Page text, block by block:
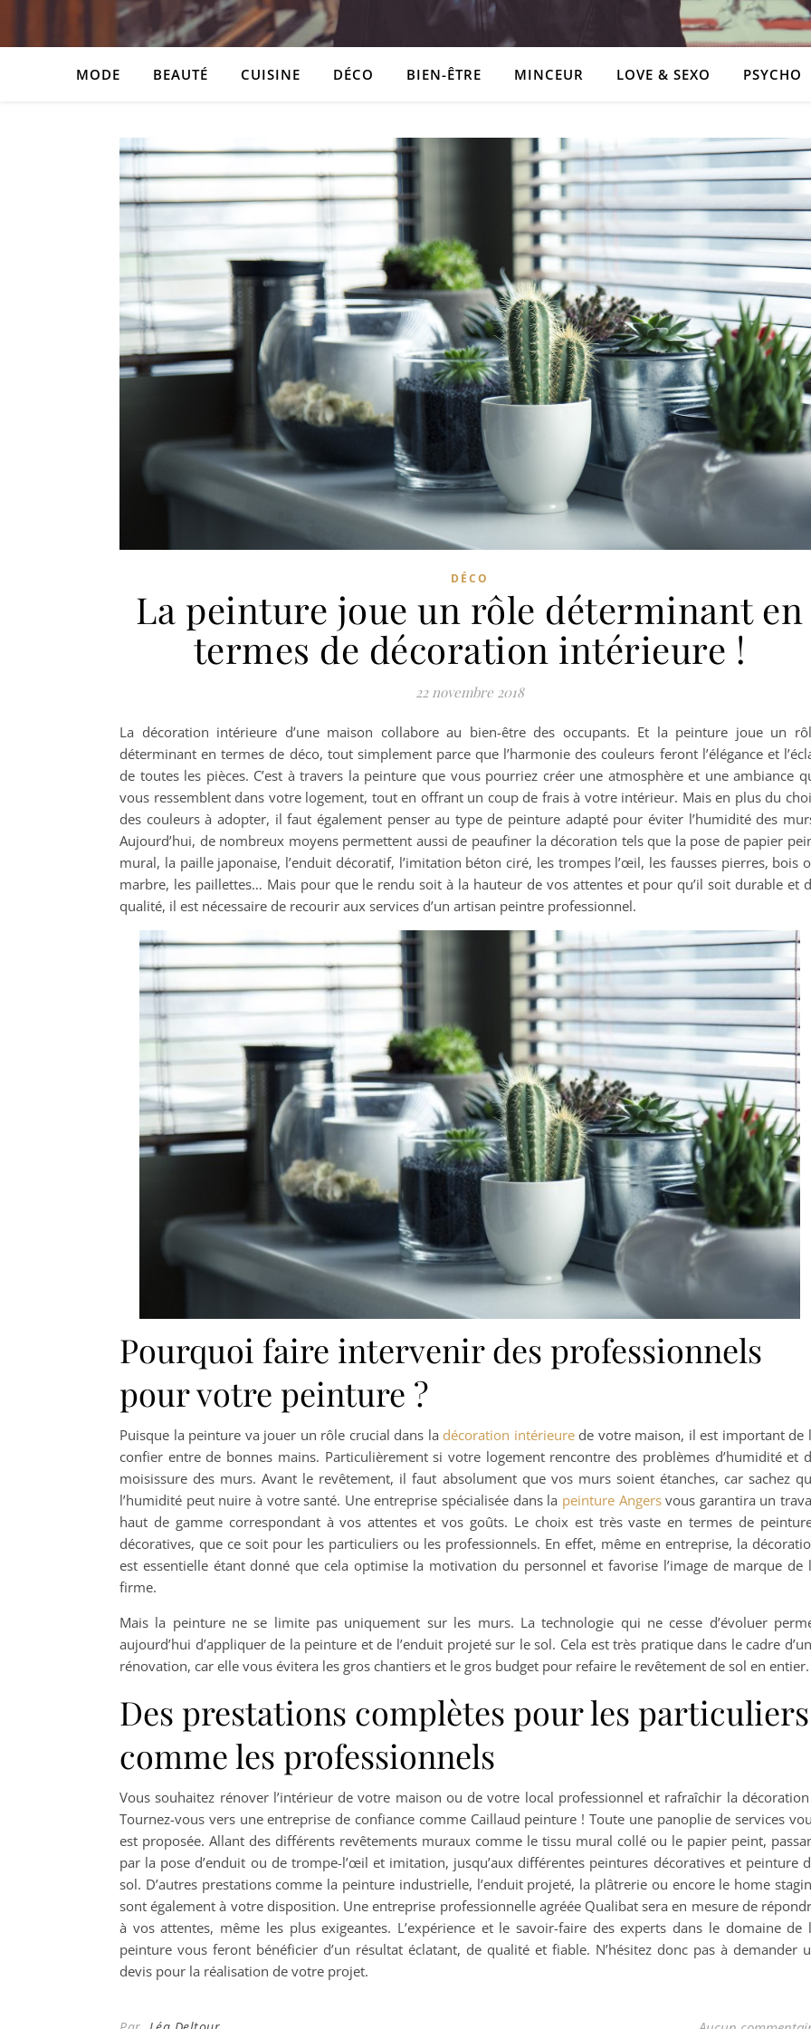
MODE BEAUTÉ CUISINE DÉCO BIEN-ÊTRE MINCEUR LOVE & SEXO PSYCHO
DÉCO
La peinture joue un rôle déterminant en
termes de décoration intérieure !
22 novembre 2018
La décoration intérieure d’une maison collabore au bien-être des occupants. Et la peinture joue un
déterminant en termes de déco, tout simplement parce que l’harmonie des couleurs feront l’élégance et
de toutes les pièces. C’est à travers la peinture que vous pourriez créer une atmosphère et une ambiance
vous ressemblent dans votre logement, tout en offrant un coup de frais à votre intérieur. Mais en plus du
des couleurs à adopter, il faut également penser au type de peinture adapté pour éviter l’humidité des
Aujourd’hui, de nombreux moyens permettent aussi de peaufiner la décoration tels que la pose de papier
mural, la paille japonaise, l’enduit décoratif, l’imitation béton ciré, les trompes l’œil, les fausses pierres, bois
marbre, les paillettes… Mais pour que le rendu soit à la hauteur de vos attentes et pour qu’il soit durable et
qualité, il est nécessaire de recourir aux services d’un artisan peintre professionnel.
Pourquoi faire intervenir des professionnels
pour votre peinture ?
Puisque la peinture va jouer un rôle crucial dans la décoration intérieurede votre maison, il est important de
confier entre de bonnes mains. Particulièrement si votre logement rencontre des problèmes d’humidité et
moisissure des murs. Avant le revêtement, il faut absolument que vos murs soient étanches, car sachez
l’humidité peut nuire à votre santé. Une entreprise spécialisée dans la peinture Angersvous garantira un
haut de gamme correspondant à vos attentes et vos goûts. Le choix est très vaste en termes de
décoratives, que ce soit pour les particuliers ou les professionnels. En effet, même en entreprise, la
est essentielle étant donné que cela optimise la motivation du personnel et favorise l’image de marque de
firme.
Mais la peinture ne se limite pas uniquement sur les murs. La technologie qui ne cesse d’évoluer
aujourd’hui d’appliquer de la peinture et de l’enduit projeté sur le sol. Cela est très pratique dans le cadre
rénovation, car elle vous évitera les gros chantiers et le gros budget pour refaire le revêtement de sol en entier.
Des prestations complètes pour les particuliers
comme les professionnels
Vous souhaitez rénover l’intérieur de votre maison ou de votre local professionnel et rafraîchir la décoration
Tournez-vous vers une entreprise de confiance comme Caillaud peinture ! Toute une panoplie de services
est proposée. Allant des différents revêtements muraux comme le tissu mural collé ou le papier peint,
par la pose d’enduit ou de trompe-l’œil et imitation, jusqu’aux différentes peintures décoratives et peinture
sol. D’autres prestations comme la peinture industrielle, l’enduit projeté, la plâtrerie ou encore le home
sont également à votre disposition. Une entreprise professionnelle agréée Qualibat sera en mesure de
à vos attentes, même les plus exigeantes. L’expérience et le savoir-faire des experts dans le domaine de
peinture vous feront bénéficier d’un résultat éclatant, de qualité et fiable. N’hésitez donc pas à demander
devis pour la réalisation de votre projet.